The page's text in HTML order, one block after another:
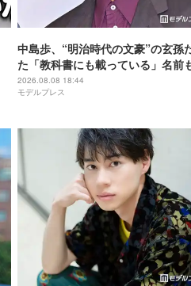
中島歩、“明治時代の文豪”の玄孫
た「教科書にも載っている」名前
祖に由来
2026.08.08 18:44
モデルプレス